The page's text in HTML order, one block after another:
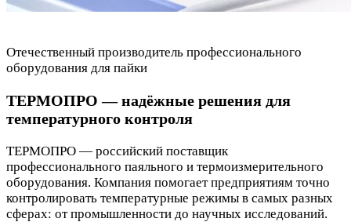
Отечественный производитель профессионального
оборудования для пайки
ТЕРМОПРО — надёжные решения для
температурного контроля
ТЕРМОПРО — российский поставщик
профессионального паяльного и термоизмерительного
оборудования. Компания помогает предприятиям точно
контролировать температурные режимы в самых разных
сферах: от промышленности до научных исследований.